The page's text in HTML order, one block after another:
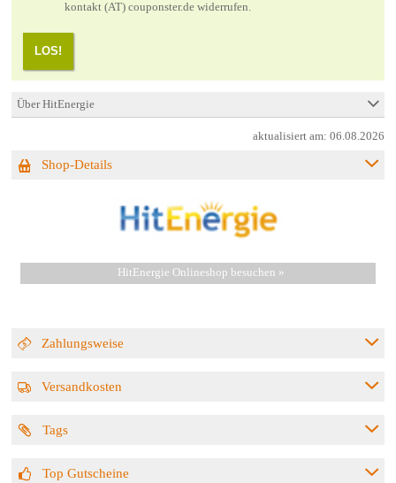
kontakt (AT) couponster.de widerrufen.
LOS!
Über HitEnergie
aktualisiert am:06.08.2026
Shop-Details
HitEnergie Onlineshop besuchen »
Zahlungsweise
Versandkosten
Tags
Top Gutscheine